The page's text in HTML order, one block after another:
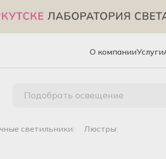
О компанииУслуги
Подобрать освещение
светильники люстры